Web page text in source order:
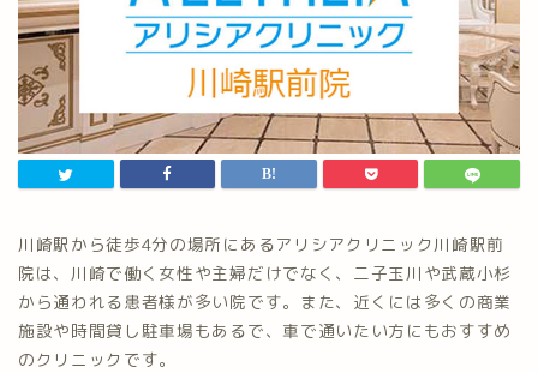
川崎駅から徒歩4分の場所にあるアリシアクリニック川崎駅前
院は、川崎で働く女性や主婦だけでなく、二子玉川や武蔵小杉
から通われる患者様が多い院です。また、近くには多くの商業
施設や時間貸し駐車場もあるで、車で通いたい方にもおすすめ
のクリニックです。